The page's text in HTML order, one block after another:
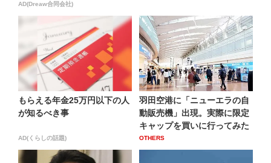
AD(Dreaw合同会社)
もらえる年金25万円以下の人
が知るべき事
AD(くらしの話題)
羽田空港に「ニューエラの自
動販売機」出現。実際に限定
キャップを買いに行ってみた
OTHERS